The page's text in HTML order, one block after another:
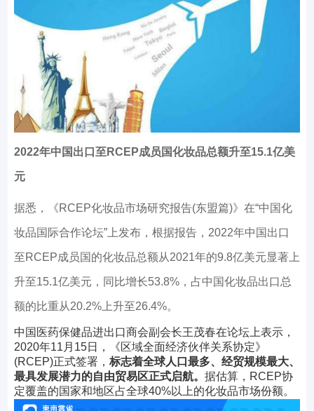
2022年中国出口至RCEP成员国化妆品总额升至15.1亿美
元
据悉，《RCEP化妆品市场研究报告(东盟篇)》在“中国化
妆品国际合作论坛”上发布，根据报告，2022年中国出口
至RCEP成员国的化妆品总额从2021年的9.8亿美元显著上
升至15.1亿美元，同比增长53.8%，占中国化妆品出口总
额的比重从20.2%上升至26.4%。
中国医药保健品进出口商会副会长王茂春在论坛上表示，
2020年11月15日，《区域全面经济伙伴关系协定》
(RCEP)正式签署， 标志着全球人口最多、经贸规模最大、
最具发展潜力的自由贸易区正式启航。 据估算，RCEP协
定覆盖的国家和地区占全球40%以上的化妆品市场份额。